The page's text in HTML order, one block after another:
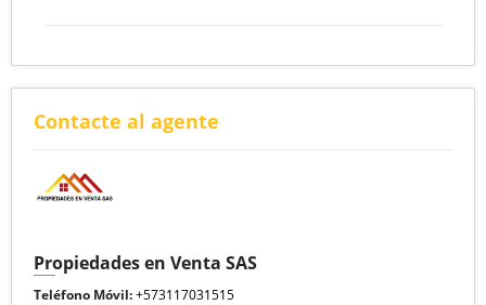
Contacte al agente
Propiedades en Venta SAS
Teléfono Móvil:+573117031515